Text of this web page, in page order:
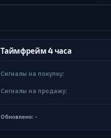
Таймфрейм 4 часа
Сигналы на покупку:
Сигналы на продажу:
Обновлено: -